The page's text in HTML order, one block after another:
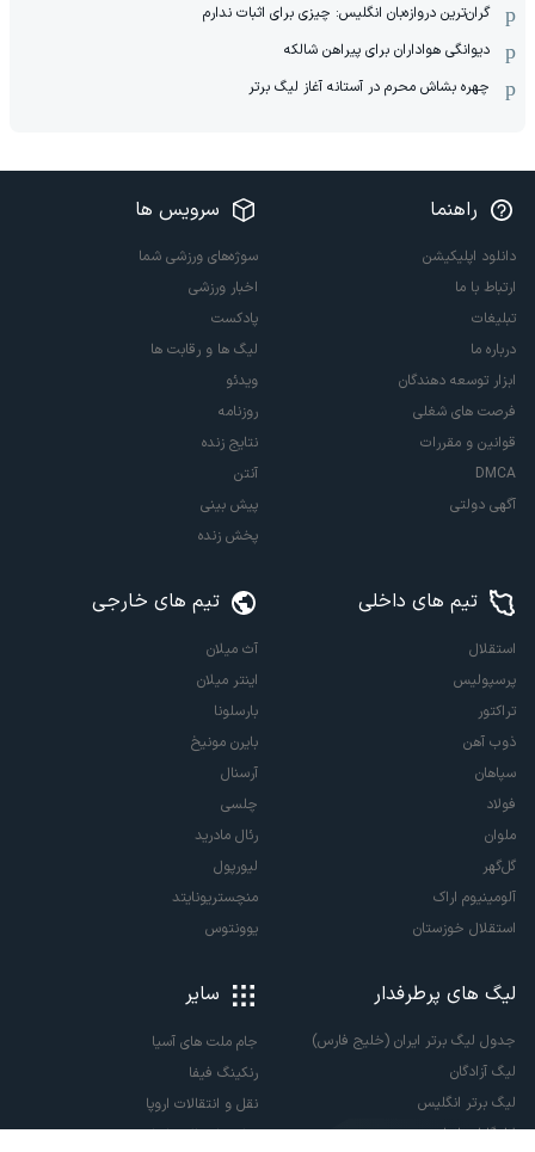
گران‌ترین دروازه‌بان انگلیس: چیزی برای اثبات ندارم
دیوانگی هواداران برای پیراهن شالکه
چهره بشاش محرم در آستانه آغاز لیگ برتر
راهنما
دانلود اپلیکیشن
ارتباط با ما
تبلیغات
درباره ما
ابزار توسعه دهندگان
فرصت های شغلی
قوانین و مقررات
DMCA
آگهی دولتی
سرویس ها
سوژه‌های ورزشی شما
اخبار ورزشی
پادکست
لیگ ها و رقابت ها
ویدئو
روزنامه
نتایج زنده
آنتن
پیش بینی
پخش زنده
تیم های داخلی
استقلال
پرسپولیس
تراکتور
ذوب آهن
سپاهان
فولاد
ملوان
گل‌گهر
آلومینیوم اراک
استقلال خوزستان
تیم های خارجی
آث میلان
اینتر میلان
بارسلونا
بایرن مونیخ
آرسنال
چلسی
رئال مادرید
لیورپول
منچستریونایتد
یوونتوس
لیگ های پرطرفدار
جدول لیگ برتر ایران (خلیج فارس)
لیگ آزادگان
لیگ برتر انگلیس
لالیگا اسپانیا
سایر
جام ملت های آسیا
رنکینگ فیفا
نقل و انتقالات اروپا
نقل و انتقالات ایران